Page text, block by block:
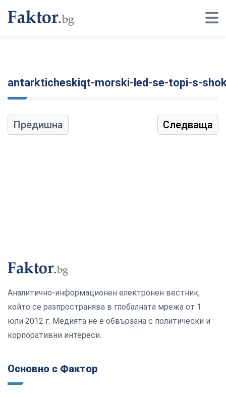
antarkticheskiqt-morski-led-se-topi-s-
Предишна Следваща
Аналитично-информационен електронен вестник,
който се разпространява в глобалната мрежа от 1
юли 2012 г. Медията не е обвързана с политически и
корпоративни интереси.
Основно с Фактор